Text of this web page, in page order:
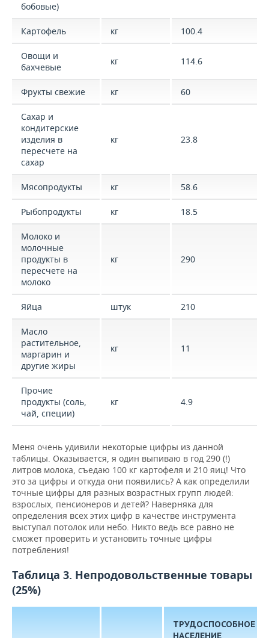
бобовые)
Картофель кг 100.4
Овощи и
бахчевые
кг 114.6
Фрукты свежие кг 60
Сахар и
кондитерские
изделия в
пересчете на
сахар
кг 23.8
Мясопродукты кг 58.6
Рыбопродукты кг 18.5
Молоко и
молочные
продукты в
пересчете на
молоко
кг 290
Яйца штук 210
Масло
растительное,
маргарин и
другие жиры
кг 11
Прочие
продукты (соль,
чай, специи)
кг 4.9
Меня очень удивили некоторые цифры из данной
таблицы. Оказывается, я один выпиваю в год 290 (!)
литров молока, съедаю 100 кг картофеля и 210 яиц! Что
это за цифры и откуда они появились? А как определили
точные цифры для разных возрастных групп людей:
взрослых, пенсионеров и детей? Наверняка для
определения всех этих цифр в качестве инструмента
выступал потолок или небо. Никто ведь все равно не
сможет проверить и установить точные цифры
потребления!
Таблица 3. Непродовольственные товары
(25%)
ТРУДОСПОСОБНОЕ
НАСЕЛЕНИЕ